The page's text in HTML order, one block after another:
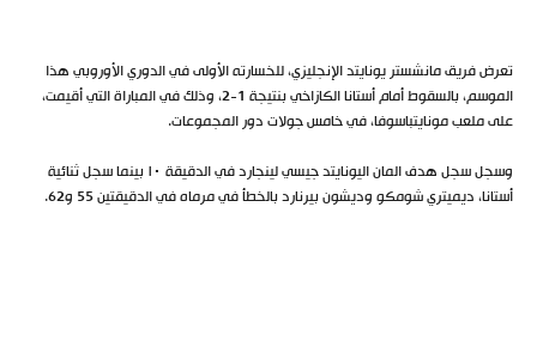
تعرض فريق مانشستر يونايتد الإنجليزي، للخسارته الأولى في الدوري الأوروبي هذا
الموسم، بالسقوط أمام أستانا الكازاخي بنتيجة 1-2، وذلك في المباراة التي أقيمت،
على ملعب مونايتباسوفا، في خامس جولات دور المجموعات.
وسجل سجل هدف المان اليونايتد جيسي لينجارد في الدقيقة ١٠ بينما سجل ثنائية
أستانا، ديميتري شومكو وديشون بيرنارد بالخطأ في مرماه في الدقيقتين 55 و62.